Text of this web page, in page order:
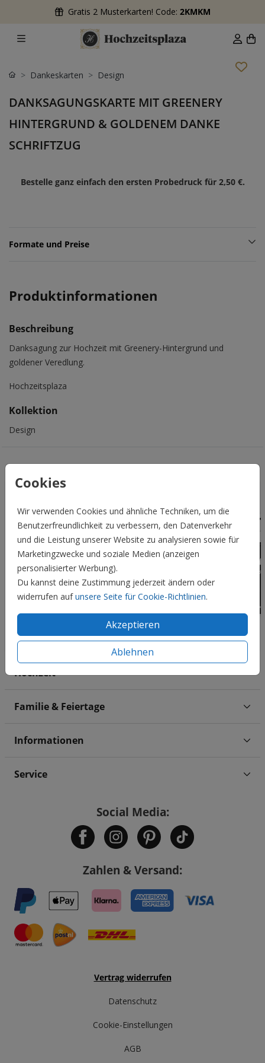
Gratis 2 Musterkarten! Code: 2KMKM
Cookies
Wir verwenden Cookies und ähnliche Techniken, um die
Benutzerfreundlichkeit zu verbessern, den Datenverkehr
und die Leistung unserer Website zu analysieren sowie für
Marketingzwecke und soziale Medien (anzeigen
personalisierter Werbung).
Du kannst deine Zustimmung jederzeit ändern oder
widerrufen aufunsere Seite für Cookie-Richtlinien.
Akzeptieren
Ablehnen
Dankeskarten Design
DANKSAGUNGSKARTE MIT GREENERY
HINTERGRUND & GOLDENEM DANKE
SCHRIFTZUG
Bestelle ganz einfach den ersten Probedruck für 2,50 €.
Formate und Preise
Produktinformationen
Beschreibung
Danksagung zur Hochzeit mit Greenery-Hintergrund und
goldener Veredlung.
Hochzeitsplaza
Kollektion
Design
Das könnte Euch auch gefallen
Hochzeit
Familie & Feiertage
Informationen
Service
Social Media:
Zahlen & Versand:
Vertrag widerrufen
Datenschutz
Cookie-Einstellungen
AGB